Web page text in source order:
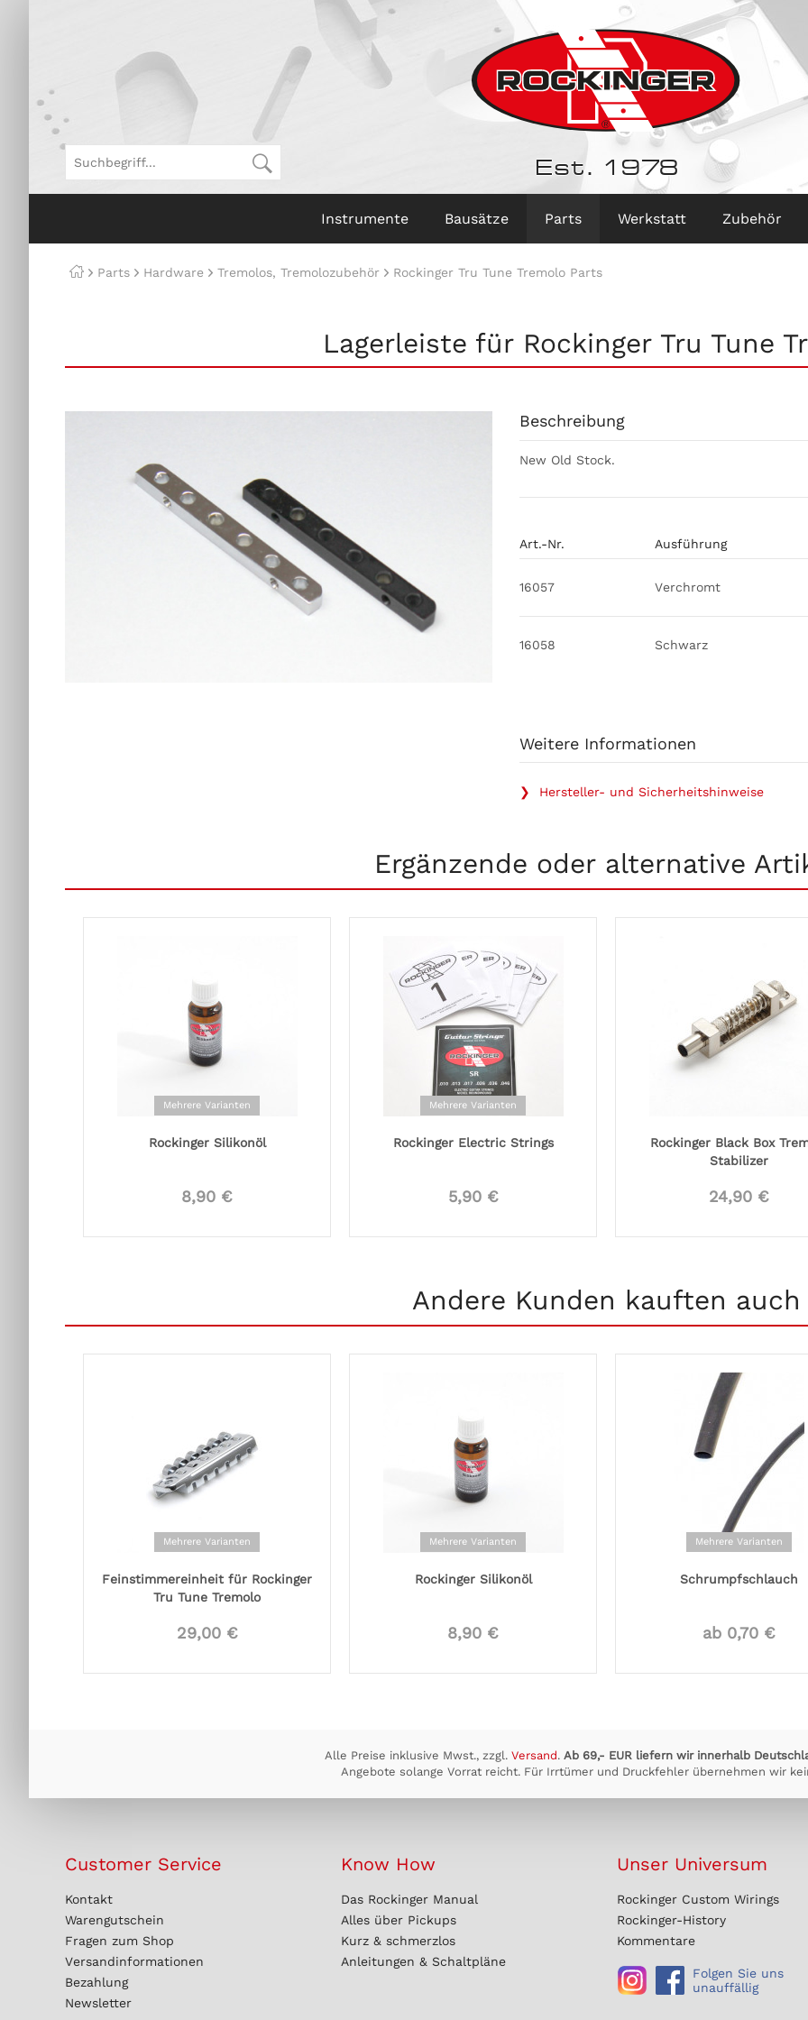
Est. 1978
Instrumente Bausätze Parts Werkstatt Zubehör
Parts Hardware Tremolos, Tremolozubehör Rockinger Tru Tune Tremolo Parts
Lagerleiste für Rockinger Tru Tune
Art.-Nr. Ausführung
16057 Verchromt
16058 Schwarz
Beschreibung
New Old Stock.
Weitere Informationen
❯ Hersteller- und Sicherheitshinweise
Ergänzende oder alternative
Mehrere Varianten
Rockinger Silikonöl
8,90 €
Mehrere Varianten
Rockinger Electric Strings
5,90 €
Rockinger Black Box
Stabilizer
24,90 €
Andere Kunden kauften auch
Mehrere Varianten
Feinstimmereinheit für Rockinger
Tru Tune Tremolo
29,00 €
Mehrere Varianten
Rockinger Silikonöl
8,90 €
Mehrere Varianten
Schrumpfschlauch
ab 0,70 €
Alle Preise inklusive Mwst., zzgl. Versand. Ab 69,- EUR liefern wir innerhalb
Angebote solange Vorrat reicht. Für Irrtümer und Druckfehler übernehmen wir
Customer Service
Kontakt
Warengutschein
Fragen zum Shop
Versandinformationen
Bezahlung
Newsletter
Know How
Das Rockinger Manual
Alles über Pickups
Kurz & schmerzlos
Anleitungen & Schaltpläne
Unser Universum
Rockinger Custom Wirings
Rockinger-History
Kommentare
Folgen Sie uns
unauffällig